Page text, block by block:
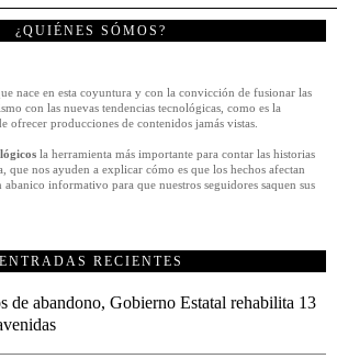
¿QUIÉNES SÓMOS?
nace en esta coyuntura y con la convicción de fusionar las
con las nuevas tendencias tecnológicas, como es la
producciones de contenidos jamás vistas.
la herramienta más importante para contar las historias
que nos ayuden a explicar cómo es que los hechos afectan
informativo para que nuestros seguidores saquen sus
ENTRADAS RECIENTES
de abandono, Gobierno Estatal rehabilita 13